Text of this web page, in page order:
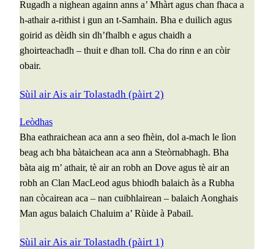
Rugadh a nighean againn anns a’ Mhàrt agus chan fhaca a
h-athair a-rithist i gun an t-Samhain. Bha e duilich agus
goirid as dèidh sin dh’fhalbh e agus chaidh a
ghoirteachadh – thuit e dhan toll. Cha do rinn e an còir
obair.
Sùil air Ais air Tolastadh (pàirt 2)
Leòdhas
Bha eathraichean aca ann a seo fhèin, dol a-mach le lìon
beag ach bha bàtaichean aca ann a Steòrnabhagh. Bha
bàta aig m’ athair, tè air an robh an Dove agus tè air an
robh an Clan MacLeod agus bhiodh balaich às a Rubha
nan còcairean aca – nan cuibhlairean – balaich Aonghais
Man agus balaich Chaluim a’ Rùide à Pabail.
Sùil air Ais air Tolastadh (pàirt 1)